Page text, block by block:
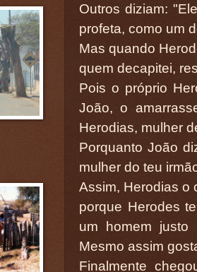
Outros diziam:
profeta, como um
Mas quando
quem decapitei,
Pois o próprio
João, o
Herodias, mulher
Porquanto João
mulher do teu
Assim, Herodias o
porque Herodes
um homem
Mesmo assim
Finalmente